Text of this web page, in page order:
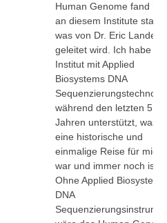
Human Genome fand
an diesem Institute statt
was von Dr. Eric Lander
geleitet wird. Ich habe
Institut mit Applied
Biosystems DNA
während den letzten 5
Jahren unterstützt, was
eine historische und
einmalige Reise für mich
war und immer noch ist.
Ohne Applied
DNA